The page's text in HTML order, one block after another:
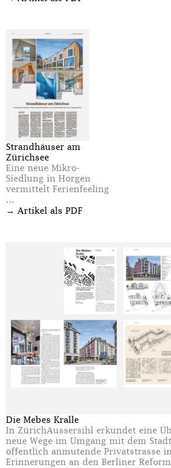
Strandhäuser am
Zürichsee
Eine neue Mikro-
Siedlung in Horgen
vermittelt Ferienfeeling
...
→ Artikel als PDF
Die Mebes Kralle
In Zürich­Aussersihl erkundet eine
neue Wege im Umgang mit dem
öffentlich anmutende Privatstrasse
Erinnerungen an den Berliner